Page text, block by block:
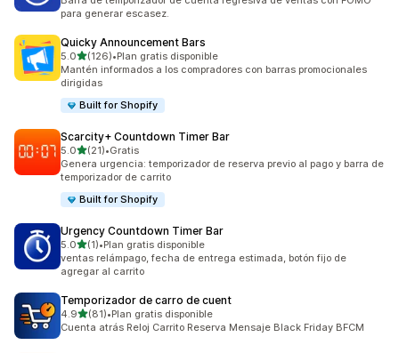
para generar escasez.
Quicky Announcement Bars
5.0de 5 estrellas
(126)
126 reseñas en total
•Plan gratis disponible
Mantén informados a los compradores con barras promocionales
dirigidas
Built for Shopify
Scarcity+ Countdown Timer Bar
5.0de 5 estrellas
(21)
21 reseñas en total
•Gratis
Genera urgencia: temporizador de reserva previo al pago y barra de
temporizador de carrito
Built for Shopify
Urgency Countdown Timer Bar
5.0de 5 estrellas
(1)
1 reseñas en total
•Plan gratis disponible
ventas relámpago, fecha de entrega estimada, botón fijo de
agregar al carrito
Temporizador de carro de cuent
4.9de 5 estrellas
(81)
81 reseñas en total
•Plan gratis disponible
Cuenta atrás Reloj Carrito Reserva Mensaje Black Friday BFCM